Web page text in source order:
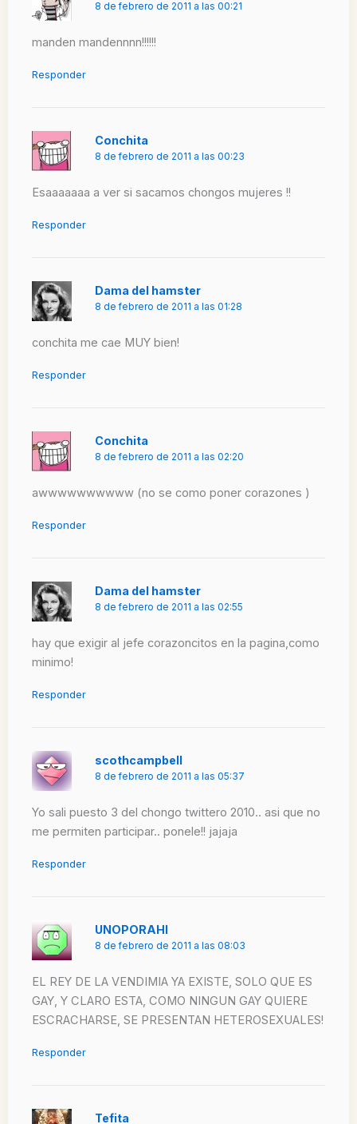
8 de febrero de 2011 a las 00:21
manden mandennnn!!!!!!
Responder
Conchita
8 de febrero de 2011 a las 00:23
Esaaaaaaa a ver si sacamos chongos mujeres !!
Responder
Dama del hamster
8 de febrero de 2011 a las 01:28
conchita me cae MUY bien!
Responder
Conchita
8 de febrero de 2011 a las 02:20
awwwwwwwwww (no se como poner corazones )
Responder
Dama del hamster
8 de febrero de 2011 a las 02:55
hay que exigir al jefe corazoncitos en la pagina,como
minimo!
Responder
scothcampbell
8 de febrero de 2011 a las 05:37
Yo sali puesto 3 del chongo twittero 2010.. asi que no
me permiten participar.. ponele!! jajaja
Responder
UNOPORAHI
8 de febrero de 2011 a las 08:03
EL REY DE LA VENDIMIA YA EXISTE, SOLO QUE ES
GAY, Y CLARO ESTA, COMO NINGUN GAY QUIERE
ESCRACHARSE, SE PRESENTAN HETEROSEXUALES!
Responder
Tefita